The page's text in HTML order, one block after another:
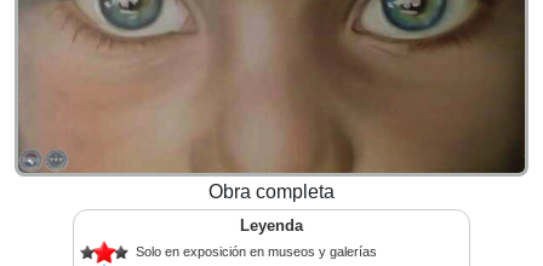
Obra completa
Leyenda
Solo en exposición en museos y galerías